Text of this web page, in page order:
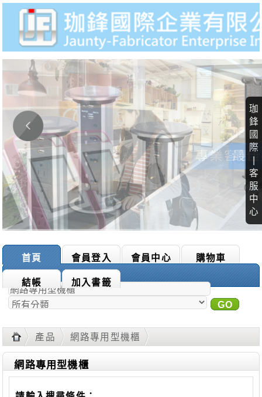
珈
鋒
國
際
客
服
中
心
首頁 會員登入 會員中心 購物車
結帳 加入書籤
商品搜尋：
GO
產品
網路專用型機櫃
網路專用型機櫃